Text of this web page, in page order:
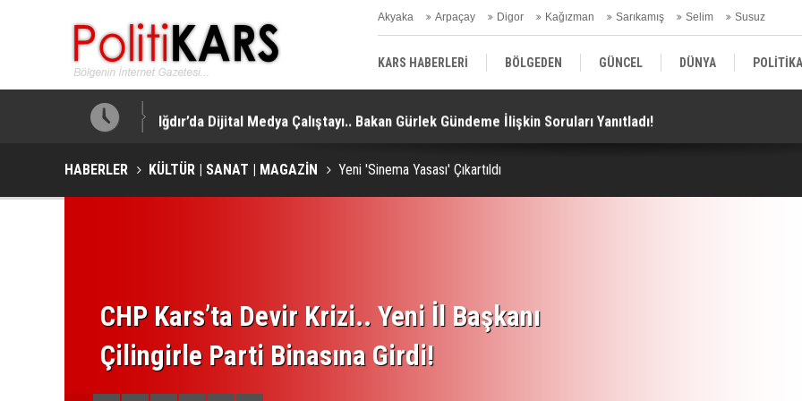
Akyaka Arpaçay Digor Kağızman Sarıkamış Selim Susuz
KARS HABERLERİ BÖLGEDEN GÜNCEL DÜNYA POLİTİKA
EKONOMİ | FİNANS | OTOMOTİV KÜLTÜR | SANAT | MAGAZİN
Iğdır’da Dijital Medya Çalıştayı.. Bakan Gürlek Gündeme İlişkin Soruları Yanıtladı!
HABERLER KÜLTÜR | SANAT | MAGAZİN Yeni 'Sinema Yasası' Çıkartıldı
CHP Kars’ta Devir Krizi.. Yeni İl Başkanı
Çilingirle Parti Binasına Girdi!